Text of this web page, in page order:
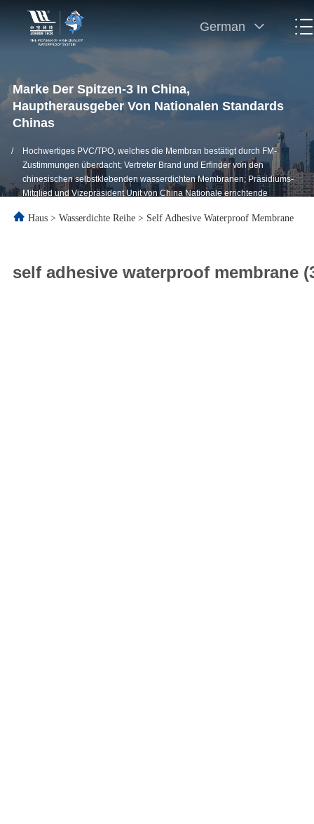
German
Marke Der Spitzen-3 In China,
Hauptherausgeber Von Nationalen Standards
Chinas
/
Hochwertiges PVC/TPO, welches die Membran bestätigt durch FM-
Zustimmungen überdacht; Vertreter Brand und Erfinder von den
chinesischen selbstklebenden wasserdichten Membranen; Präsidiums-
Mitglied und Vizepräsident Unit von China Nationale errichtende
Haus > Wasserdichte Reihe > Self Adhesive Waterproof Membrane
self adhesive waterproof membrane